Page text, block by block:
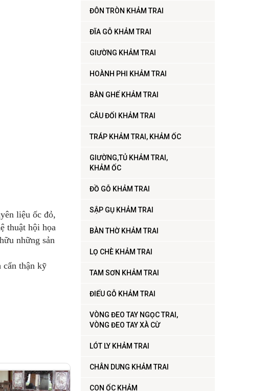
liệu ốc đỏ,
thuật hội họa
những sản
cẩn thận kỹ
ĐÔN TRÒN KHẢM TRAI
ĐĨA GỖ KHẢM TRAI
GIƯỜNG KHẢM TRAI
HOÀNH PHI KHẢM TRAI
BÀN GHẾ KHẢM TRAI
CÂU ĐỐI KHẢM TRAI
TRÁP KHẢM TRAI, KHẢM ỐC
GIƯỜNG,TỦ KHẢM TRAI,
KHẢM ỐC
ĐỒ GỖ KHẢM TRAI
SẬP GỤ KHẢM TRAI
BÀN THỜ KHẢM TRAI
LỌ CHÈ KHẢM TRAI
TAM SƠN KHẢM TRAI
ĐIẾU GỖ KHẢM TRAI
VÒNG ĐEO TAY NGỌC TRAI,
VÒNG ĐEO TAY XÀ CỪ
LÓT LY KHẢM TRAI
CHÂN DUNG KHẢM TRAI
CON ỐC KHẢM